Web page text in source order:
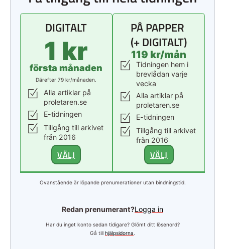
DIGITALT
1 kr
första månaden
Därefter 79 kr/månaden.
Alla artiklar på
proletaren.se
E-tidningen
Tillgång till arkivet
från 2016
VÄLJ
PÅ PAPPER
(+ DIGITALT)
119 kr/mån
Tidningen hem i
brevlådan varje
vecka
Alla artiklar på
proletaren.se
E-tidningen
Tillgång till arkivet
från 2016
VÄLJ
Ovanstående är löpande prenumerationer utan bindningstid.
Redan prenumerant?Logga in
Har du inget konto sedan tidigare? Glömt ditt lösenord?
Gå till hjälpsidorna.